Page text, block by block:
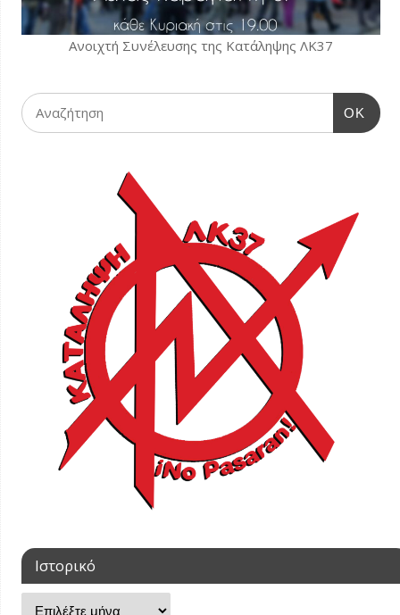
Ανοιχτή Συνέλευσης της Κατάληψης ΛΚ37
OK
Ιστορικό